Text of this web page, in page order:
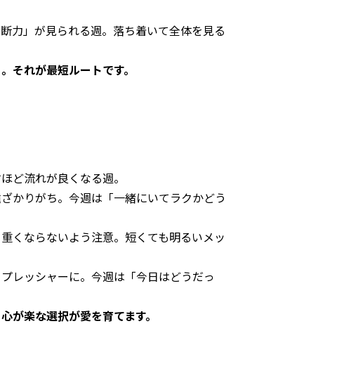
力」が見られる週。落ち着いて全体を見る
それが最短ルートです。
ど流れが良くなる週。
かりがち。今週は「一緒にいてラクかどう
くならないよう注意。短くても明るいメッ
レッシャーに。今週は「今日はどうだっ
が楽な選択が愛を育てます。